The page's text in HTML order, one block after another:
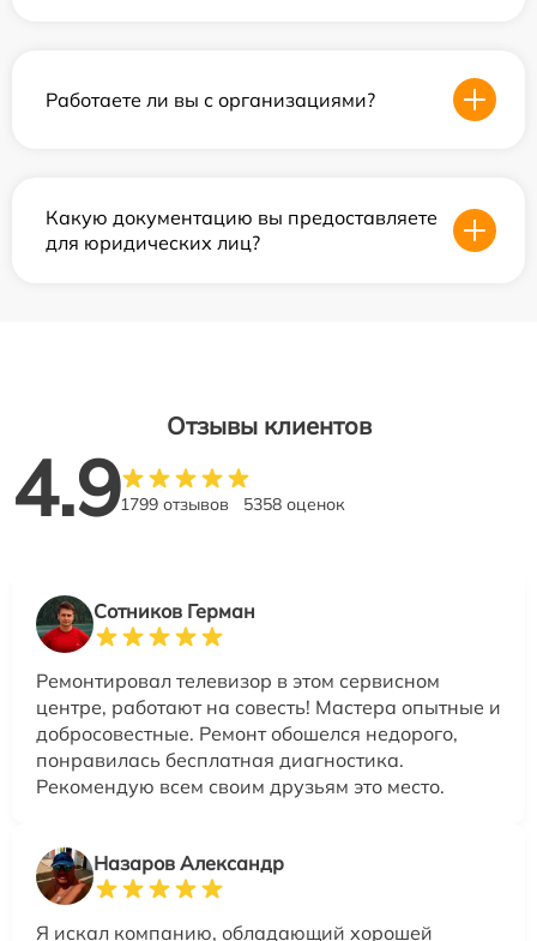
Работаете ли вы с организациями?
Какую документацию вы предоставляете
для юридических лиц?
Отзывы клиентов
4.91799 отзывов 5358 оценок
Сотников Герман
Ремонтировал телевизор в этом сервисном
центре, работают на совесть! Мастера опытные и
добросовестные. Ремонт обошелся недорого,
понравилась бесплатная диагностика.
Рекомендую всем своим друзьям это место.
Назаров Александр
Я искал компанию, обладающий хорошей